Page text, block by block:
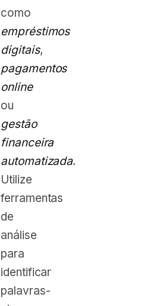
como
empréstimos
digitais,
pagamentos
online
ou
gestão
financeira
automatizada.
Utilize
ferramentas
de
análise
para
identificar
palavras-